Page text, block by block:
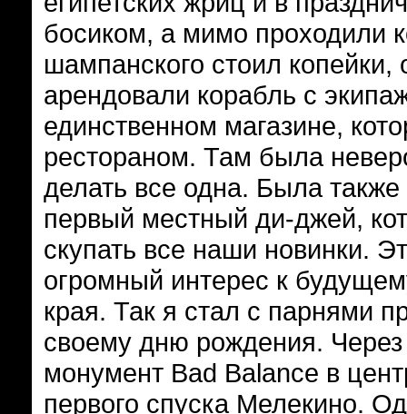
босиком, а мимо проходили
шампанского стоил
арендовали корабль с
единственном магазине,
рестораном. Там была
делать все одна. Была также
первый местный ди-джей,
скупать все наши новинки.
огромный интерес к
края. Так я стал с парнями
своему дню рождения. Через
монумент Bad Balance в
первого спуска Мелекино.